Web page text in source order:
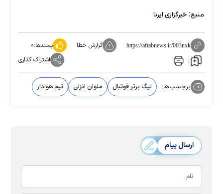
منبع: خبرگزاری ایرنا
https://aftabnews.ir/003nxk گزارش خطا پسندها:۰
اشتراک گذاری
برچسب‌ها: لیگ برتر فوتبال ملوان انزلی تیم هوادار
ارسال پیام